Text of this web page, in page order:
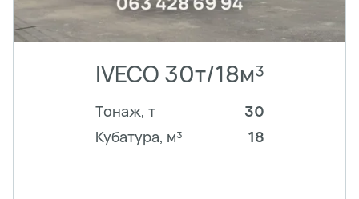
IVECO 30т/18м³
Тонаж, т
30
Кубатура, м³
18